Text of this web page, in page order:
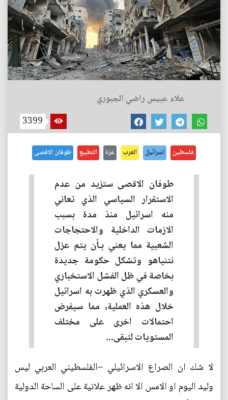
علاء عبيس راضي الجبوري
3399
فلسطين اسرائيل العرب غزة التطبيع طوفان الاقصى
طوفان الاقصى ستزيد من عدم
الاستقرار السياسي الذي تعاني
منه اسرائيل منذ مدة بسبب
الازمات الداخلية والاحتجاجات
الشعبية مما يعني بـأن يتم عزل
نتنياهو وتشكل حكومة جديدة
بخاصة في ظل الفشل الاستخباري
والعسكري الذي ظهرت به اسرائيل
خلال هذه العملية، مما سيفرض
احتمالات اخرى على مختلف
المستويات لتبقى...
لا شك ان الصراع الاسرائيلي –الفلسطيني العربي ليس
وليد اليوم او الامس الا انه ظهر علانية على الساحة الدولية